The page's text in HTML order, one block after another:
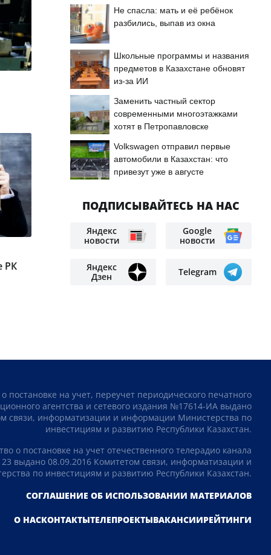
РК
Не спасла: мать и её ребёнок
разбились, выпав из окна
Школьные программы и названия
предметов в Казахстане обновят
из-за ИИ
Заменить частный сектор
современными многоэтажками
хотят в Петропавловске
Volkswagen отправил первые
автомобили в Казахстан: что
привезут уже в августе
ПОДПИСЫВАЙТЕСЬ НА НАС
Яндекс
новости
Google
новости
Яндекс
Дзен
Telegram
постановке на учет, переучет периодического печатного
агентства и сетевого издания №17614-ИА выдано
связи, информатизации и информации Министерства по
инвестициям и развитию Республики Казахстан.
о постановке на учет отечественного телерадио канала
выдано 08.09.2016 Комитетом связи, информатизации и
по инвестициям и развитию Республики Казахстан.
СОГЛАШЕНИЕ ОБ ИСПОЛЬЗОВАНИИ МАТЕРИАЛОВ
О НАСКОНТАКТЫТЕЛЕПРОЕКТЫВАКАНСИИРЕЙТИНГИ